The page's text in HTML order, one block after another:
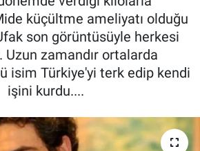
küçültme ameliyatı olduğu
son görüntüsüyle herkesi
Uzun zamandır ortalarda
isim Türkiye'yi terk edip kendi
işini kurdu....